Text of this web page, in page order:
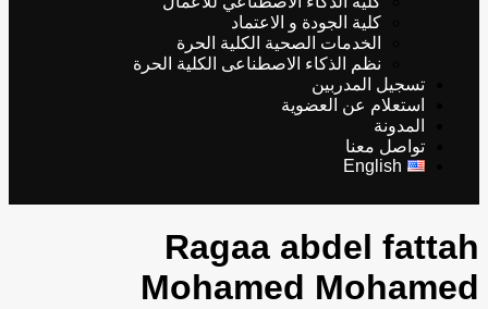
كلية الجودة و الاعتماد
الخدمات الصحية الكلية الحرة
نظم الذكاء الاصطناعى الكلية الحرة
تسجيل المدربين
استعلام عن العضوية
المدونة
تواصل معنا
English
Ragaa abdel fattah
Mohamed Mohamed